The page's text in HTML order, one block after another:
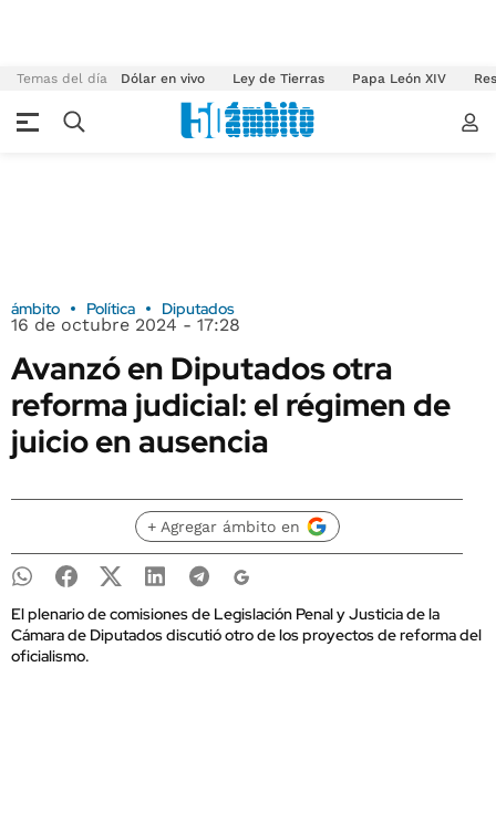
Temas del día Dólar en vivo Ley de Tierras Papa León XIV
ámbito Política Diputados
16 de octubre 2024 - 17:28
Avanzó en Diputados otra
reforma judicial: el régimen de
juicio en ausencia
+ Agregar ámbito en
El plenario de comisiones de Legislación Penal y Justicia de la
Cámara de Diputados discutió otro de los proyectos de reforma del
oficialismo.